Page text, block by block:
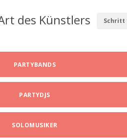
Schritt
des Künstlers
PARTYBANDS
PARTYDJS
SOLOMUSIKER